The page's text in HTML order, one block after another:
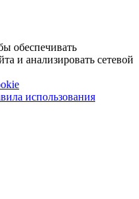
обеспечивать
и анализировать сетевой
использования